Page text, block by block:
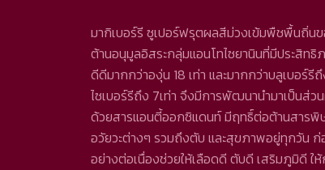
มากิเบอร์รี ซูเปอร์ฟรุตผลสีม่วงเข้มพืชพื้นถิ่น
ต้านอนุมูลอิสระกลุ่มแอนโทไซยานินที่มีประสิท
ดีดีมากกว่าองุ่น 18 เท่า และมากกว่าบลูเบอร์รี
ไซเบอร์รีถึง 7เท่า จึงมีการพัฒนานำมาเป็นส่
ด้วยสารแอนตี้ออกซิแดนท์ มีฤทธิ์ต่อต้านสารพิ
อวัยวะต่างๆ รวมถึงตับ และสุขภาพอยู่ทุกวัน ก่
อย่างต่อเนื่องช่วยให้เลือดดี ตับดี เสริมภูมิดี ใ